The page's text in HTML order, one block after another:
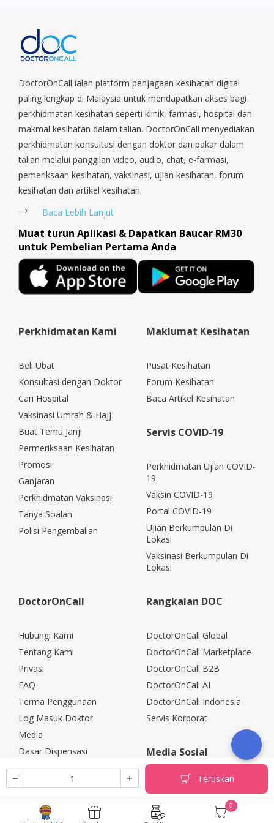
0
Teruskan
Kallang/ Whampoa, Lim Chu Kang, Marine Parade, Marina,
Macpherson, Mandai, Newton, Novena, Orchard, Pasir Ris,
Punggol, Potong Pasir, Paya Lebar, Queenstown, Raffles Place,
Serangoon Rd, Seletar, Tampines, Toa Payoh, Tanjong Pagar,
Telok Blangah, Tanglin, Thomson, Tuas, Tengah, Upper East
Coast, Upper Bukit Timah, Upper Thomson, Woodlands, West
Coast, Yishun, Yio Chu Kang.
DoctorOnCall ialah platform penjagaan kesihatan digital
paling lengkap di Malaysia untuk mendapatkan akses bagi
perkhidmatan kesihatan seperti klinik, farmasi, hospital dan
makmal kesihatan dalam talian. DoctorOnCall menyediakan
perkhidmatan konsultasi dengan doktor dan pakar dalam
talian melalui panggilan video, audio, chat, e-farmasi,
pemeriksaan kesihatan, vaksinasi, ujian kesihatan, forum
kesihatan dan artikel kesihatan.
Baca Lebih Lanjut
Muat turun Aplikasi & Dapatkan Baucar RM30
untuk Pembelian Pertama Anda
Perkhidmatan Kami
Beli Ubat
Konsultasi dengan Doktor
Cari Hospital
Vaksinasi Umrah & Hajj
Buat Temu Janji
Permeriksaan Kesihatan
Promosi
Ganjaran
Perkhidmatan Vaksinasi
Tanya Soalan
Polisi Pengembalian
Maklumat Kesihatan
Pusat Kesihatan
Forum Kesihatan
Baca Artikel Kesihatan
Servis COVID-19
Perkhidmatan Ujian COVID-
19
Vaksin COVID-19
Portal COVID-19
Ujian Berkumpulan Di
Lokasi
Vaksinasi Berkumpulan Di
Lokasi
DoctorOnCall
Hubungi Kami
Tentang Kami
Privasi
FAQ
Terma Penggunaan
Log Masuk Doktor
Media
Dasar Dispensasi
Kerjaya
Rakan Kongsi Korporat
Polisi Pemulangan
Rangkaian DOC
DoctorOnCall Global
DoctorOnCall Marketplace
DoctorOnCall B2B
DoctorOnCall AI
DoctorOnCall Indonesia
Servis Korporat
Media Sosial